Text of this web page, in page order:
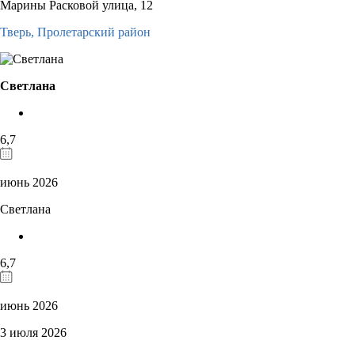
Марины Расковой улица, 12
Тверь, Пролетарский район
Светлана
6,7
июнь 2026
Светлана
6,7
июнь 2026
3 июля 2026